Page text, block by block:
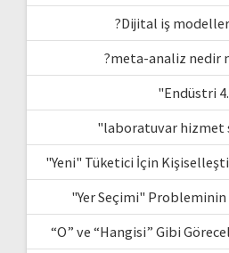
?Dijital iş
?meta-analiz nedir
"Endüstri
"laboratuvar hizmet
"Yeni" Tüketici İçin
"Yer Seçimi" Probleminin
“O” ve “Hangisi” Gibi